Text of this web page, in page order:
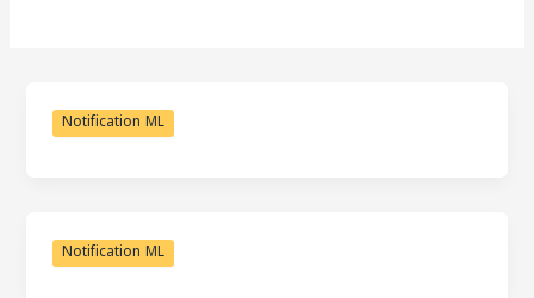
Notification ML
Notification ML